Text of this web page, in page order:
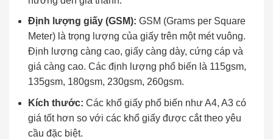
Định lượng giấy (GSM): GSM (Grams per Square
Meter) là trọng lượng của giấy trên một mét vuông.
Định lượng càng cao, giấy càng dày, cứng cáp và
giá càng cao. Các định lượng phổ biến là 115gsm,
135gsm, 180gsm, 230gsm, 260gsm.
Kích thước: Các khổ giấy phổ biến như A4, A3 có
giá tốt hơn so với các khổ giấy được cắt theo yêu
cầu đặc biệt.